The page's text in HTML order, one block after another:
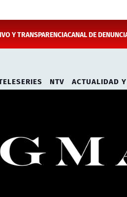
Y TRANSPARENCIACANAL DE
NTV ACTUALIDAD